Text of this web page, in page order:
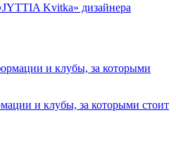
Kvitka» дизайнера
и клубы, за которыми стоит